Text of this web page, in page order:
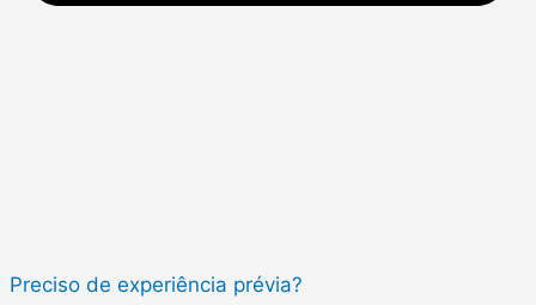
Preciso de experiência prévia?